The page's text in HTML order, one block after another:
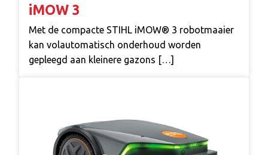
iMOW 3
Met de compacte STIHL iMOW® 3 robotmaaier
kan volautomatisch onderhoud worden
gepleegd aan kleinere gazons […]